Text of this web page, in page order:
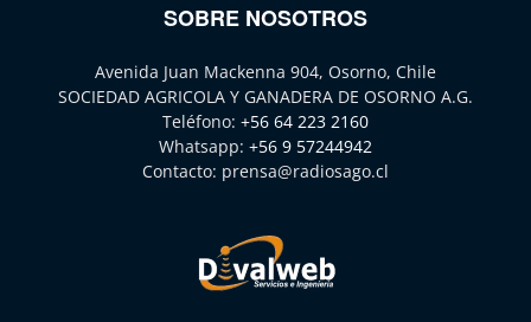
SOBRE NOSOTROS
Avenida Juan Mackenna 904, Osorno, Chile
SOCIEDAD AGRICOLA Y GANADERA DE OSORNO A.G.
Teléfono: +56 64 223 2160
Whatsapp: +56 9 57244942
Contacto: prensa@radiosago.cl